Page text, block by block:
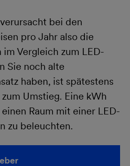
bei den
pro Jahr also die
im Vergleich zum LED-
Sie noch alte
haben, ist spätestens
Umstieg. Eine kWh
Raum mit einer LED-
zu beleuchten.